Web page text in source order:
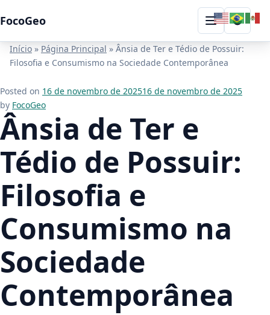
FocoGeo Menu
Início » Página Principal » Ânsia de Ter e Tédio de Possuir:
Filosofia e Consumismo na Sociedade Contemporânea
Posted on 16 de novembro de 202516 de novembro de 2025
by FocoGeo
Ânsia de Ter e
Tédio de Possuir:
Filosofia e
Consumismo na
Sociedade
Contemporânea